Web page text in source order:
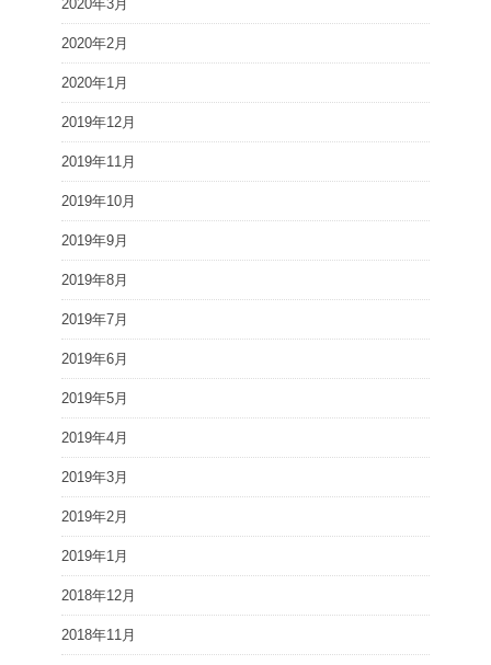
2020年3月
2020年2月
2020年1月
2019年12月
2019年11月
2019年10月
2019年9月
2019年8月
2019年7月
2019年6月
2019年5月
2019年4月
2019年3月
2019年2月
2019年1月
2018年12月
2018年11月